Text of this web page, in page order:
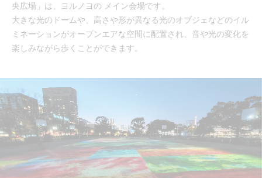
央広場」は、ヨルノヨの メイン会場です。
大きな光のドームや、高さや形が異なる光のオブジェなどのイル
ミネーションがオープンエアな空間に配置され、音や光の変化を
楽しみながら歩くことができます。